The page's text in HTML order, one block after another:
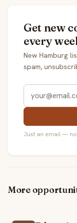
Get new
every
New Hamburg
spam,
Just an email —
More